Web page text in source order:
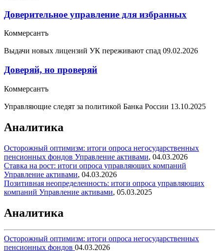
Доверительное управление для избранных
Коммерсантъ
Выдачи новых лицензий УК переживают спад 09.02.2026
Доверяй, но проверяй
Коммерсантъ
Управляющие следят за политикой Банка России 13.10.2025
Аналитика
Осторожный оптимизм: итоги опроса негосударственных
пенсионных фондов Управление активами, 04.03.2026
Ставка на рост: итоги опроса управляющих компаний
Управление активами, 04.03.2026
Позитивная неопределенность: итоги опроса управляющих
компаний Управление активами, 05.03.2025
Аналитика
Осторожный оптимизм: итоги опроса негосударственных
пенсионных фондов 04.03.2026